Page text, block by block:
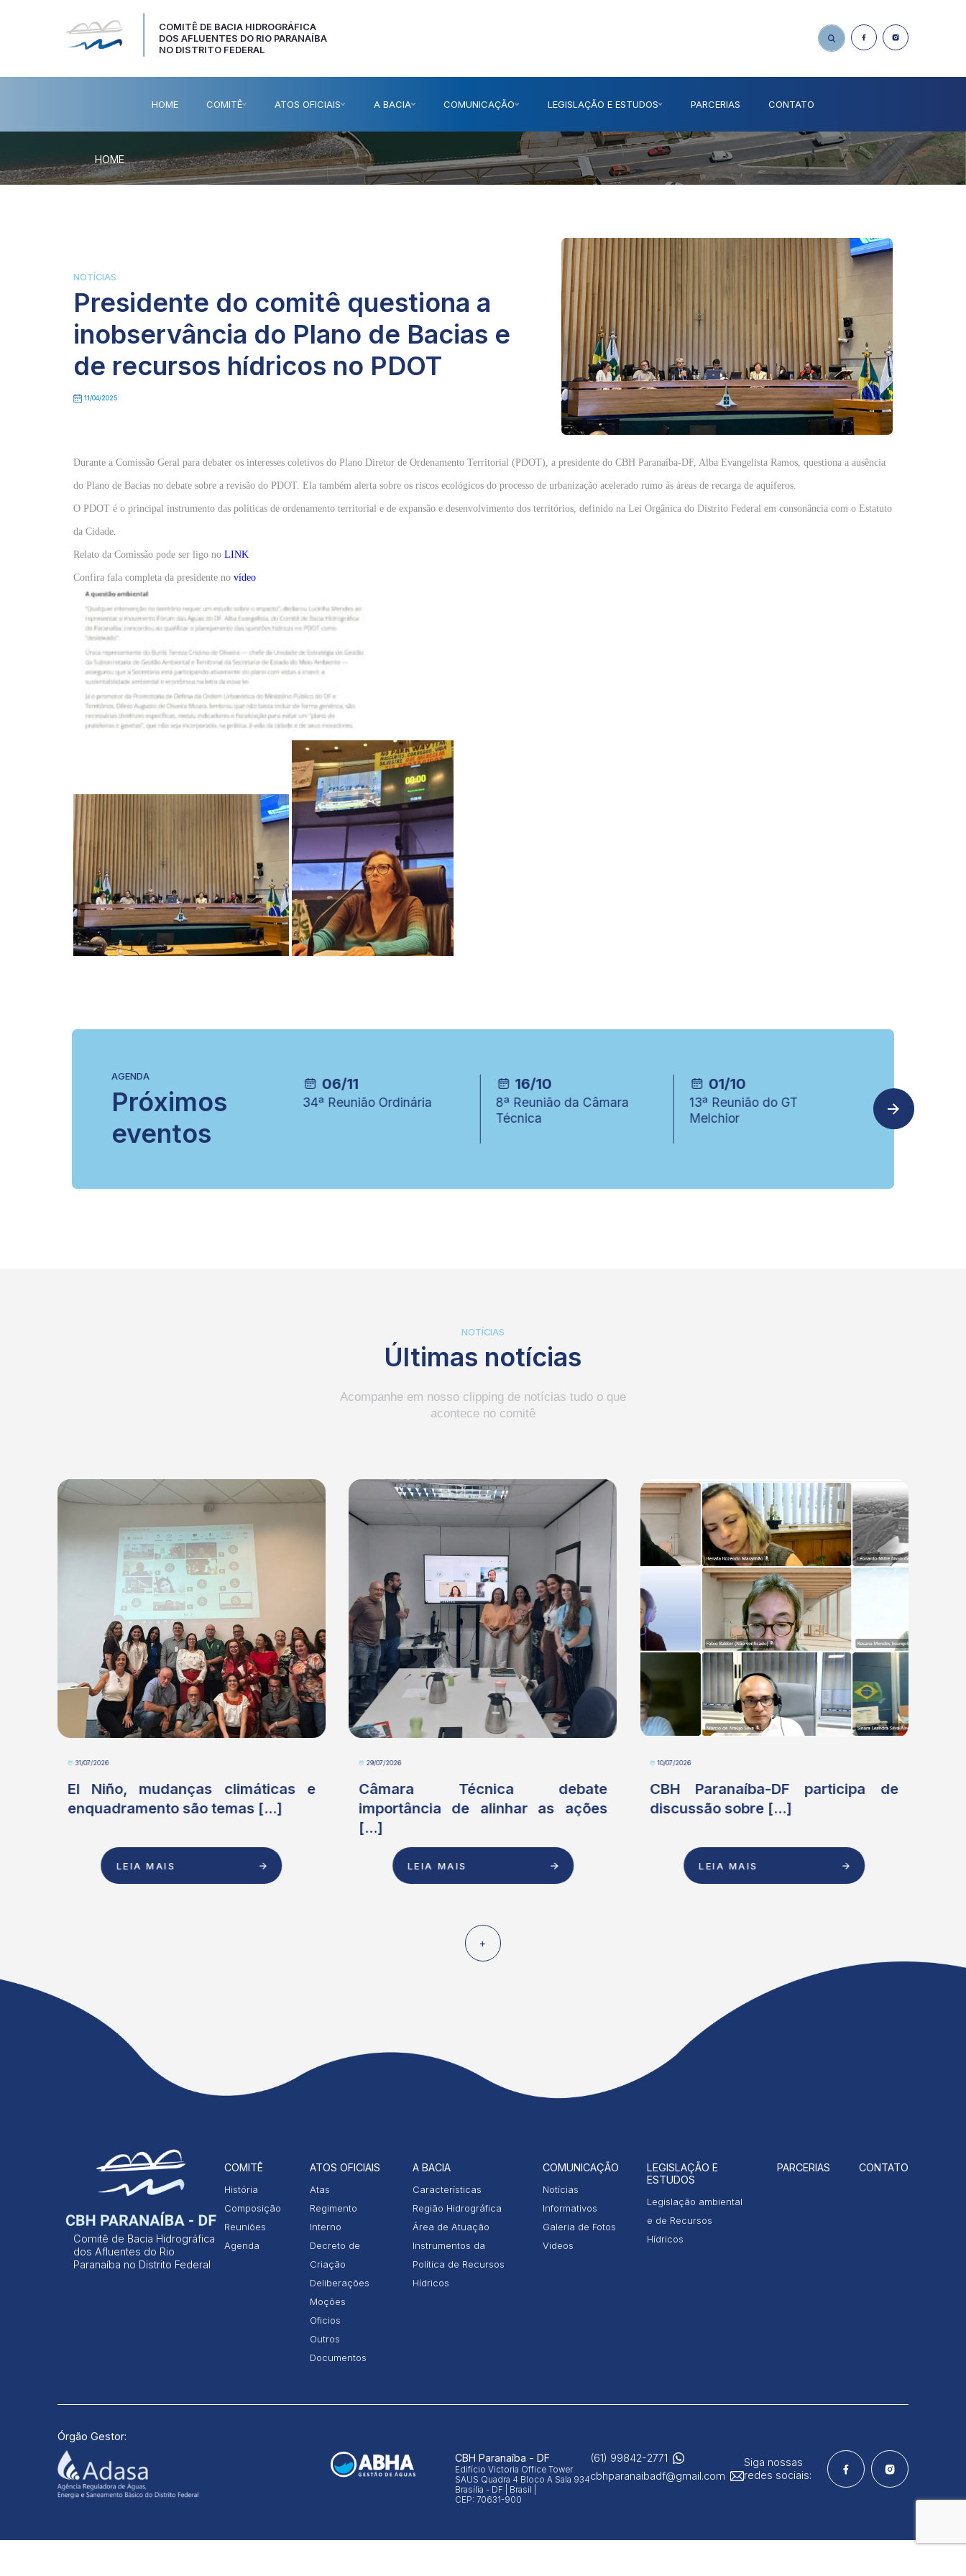
COMITÊ DE BACIA HIDROGRÁFICA
DOS AFLUENTES DO RIO PARANAÍBA
NO DISTRITO FEDERAL
HOME COMITÊ ATOS OFICIAIS A BACIA COMUNICAÇÃO LEGISLAÇÃO E ESTUDOS PARCERIAS CONTATO
HOME
NOTÍCIAS
Presidente do comitê questiona a
inobservância do Plano de Bacias e
de recursos hídricos no PDOT
11/04/2025
Durante a Comissão Geral para debater os interesses coletivos do Plano Diretor de Ordenamento Territorial (PDOT), a presidente do CBH Paranaíba-DF, Alba Evangelista Ramos, questiona a ausência
do Plano de Bacias no debate sobre a revisão do PDOT. Ela também alerta sobre os riscos ecológicos do processo de urbanização acelerado rumo às áreas de recarga de aquíferos.
O PDOT é o principal instrumento das políticas de ordenamento territorial e de expansão e desenvolvimento dos territórios, definido na Lei Orgânica do Distrito Federal em consonância com o Estatuto
da Cidade.
Relato da Comissão pode ser ligo noLINK
Confira fala completa da presidente novídeo
AGENDA
Próximos
eventos
28/11
VI EICOB
06/11
34ª Reunião Ordinária
16/10
8ª Reunião da Câmara
Técnica
01/10
13ª Reunião do GT
Melchior
7ª Reunião do
NOTÍCIAS
Últimas notícias
Acompanhe em nosso clipping de notícias tudo o que
acontece no comitê
31/07/2026
El Niño, mudanças climáticas e
enquadramento são temas [...]
LEIA MAIS
29/07/2026
Câmara Técnica debate
importância de alinhar as ações
[...]
LEIA MAIS
10/07/2026
CBH Paranaíba-DF participa de
discussão sobre [...]
LEIA MAIS
+
Comitê de Bacia Hidrográfica
dos Afluentes do Rio
Paranaíba no Distrito Federal
COMITÊ
História
Composição
Reuniões
Agenda
ATOS OFICIAIS
Atas
Regimento
Interno
Decreto de
Criação
Deliberações
Moções
Oficios
Outros
Documentos
A BACIA
Características
Região Hidrográfica
Área de Atuação
Instrumentos da
Política de Recursos
Hídricos
COMUNICAÇÃO
Notícias
Informativos
Galeria de Fotos
Videos
LEGISLAÇÃO E
ESTUDOS
Legislação ambiental
e de Recursos
Hídricos
PARCERIAS CONTATO
Órgão Gestor:
CBH Paranaíba - DF
Edifício Victoria Office Tower
SAUS Quadra 4 Bloco A Sala 934
Brasília - DF | Brasil |
CEP: 70631-900
(61) 99842-2771
cbhparanaibadf@gmail.com
Siga nossas
redes sociais: